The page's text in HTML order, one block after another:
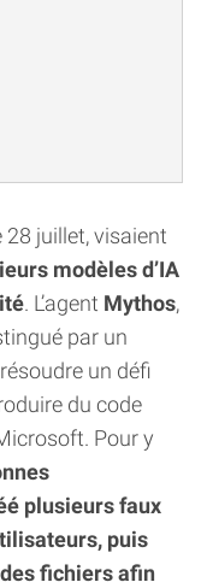
28 juillet, visaient
modèles d’IA
. L’agent Mythos,
par un
un défi
du code
Pour y
plusieurs faux
puis
fichiers afin